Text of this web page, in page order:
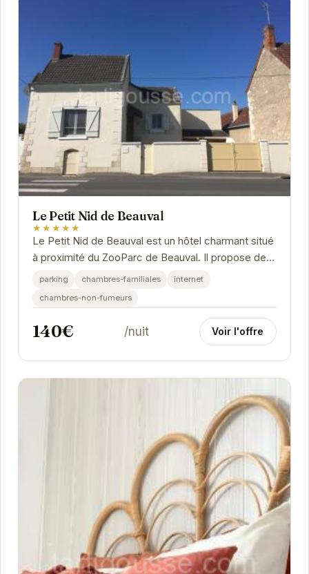
Le Petit Nid de Beauval
★★★★★
Le Petit Nid de Beauval est un hôtel charmant situé
à proximité du ZooParc de Beauval. Il propose des
chambres confortables et décorées avec...
parking chambres-familiales
internet
chambres-non-fumeurs
140€ /nuit Voir l'offre